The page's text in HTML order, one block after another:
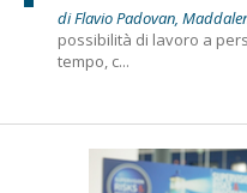
di Flavio Padovan,
possibilità di lavoro a
tempo, c...